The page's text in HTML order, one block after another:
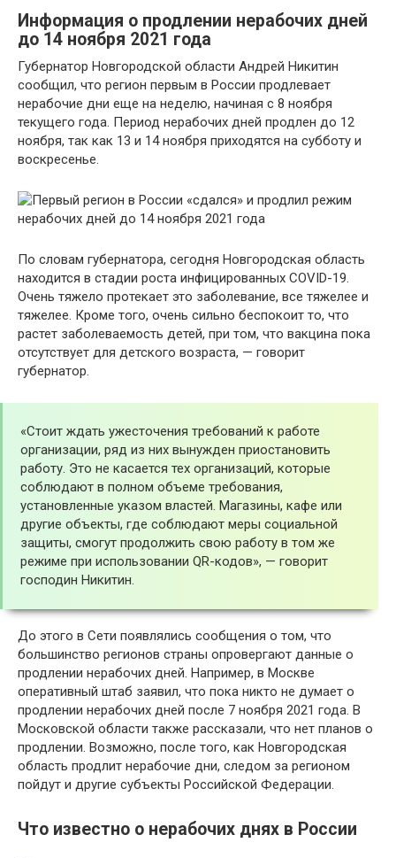
Информация о продлении нерабочих дней
до 14 ноября 2021 года
Губернатор Новгородской области Андрей Никитин
сообщил, что регион первым в России продлевает
нерабочие дни еще на неделю, начиная с 8 ноября
текущего года. Период нерабочих дней продлен до 12
ноября, так как 13 и 14 ноября приходятся на субботу и
воскресенье.
По словам губернатора, сегодня Новгородская область
находится в стадии роста инфицированных COVID-19.
Очень тяжело протекает это заболевание, все тяжелее и
тяжелее. Кроме того, очень сильно беспокоит то, что
растет заболеваемость детей, при том, что вакцина пока
отсутствует для детского возраста, — говорит
губернатор.
«Стоит ждать ужесточения требований к работе
организации, ряд из них вынужден приостановить
работу. Это не касается тех организаций, которые
соблюдают в полном объеме требования,
установленные указом властей. Магазины, кафе или
другие объекты, где соблюдают меры социальной
защиты, смогут продолжить свою работу в том же
режиме при использовании QR-кодов», — говорит
господин Никитин.
До этого в Сети появлялись сообщения о том, что
большинство регионов страны опровергают данные о
продлении нерабочих дней. Например, в Москве
оперативный штаб заявил, что пока никто не думает о
продлении нерабочих дней после 7 ноября 2021 года. В
Московской области также рассказали, что нет планов о
продлении. Возможно, после того, как Новгородская
область продлит нерабочие дни, следом за регионом
пойдут и другие субъекты Российской Федерации.
Что известно о нерабочих днях в России